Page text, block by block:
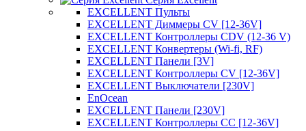
EXCELLENT Пульты
EXCELLENT Диммеры CV [12-36V]
EXCELLENT Контроллеры CDV (12-36 V)
EXCELLENT Конвертеры (Wi-fi, RF)
EXCELLENT Панели [3V]
EXCELLENT Контроллеры CV [12-36V]
EXCELLENT Выключатели [230V]
EnOcean
EXCELLENT Панели [230V]
EXCELLENT Контроллеры CC [12-36V]